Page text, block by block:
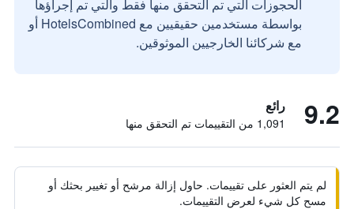
الحجوزات التي تم التحقق منها فقط والتي تم إجراؤها
بواسطة مستخدمين حقيقيين مع HotelsCombined أو
مع شركائنا الخارجيين الموثوقين.
9.2 رائع
1,091 من التقييمات تم التحقق منها
لم يتم العثور على تقييمات. حاول إزالة مرشح أو تغيير بحثك أو
مسح كل شيء لعرض التقييمات.